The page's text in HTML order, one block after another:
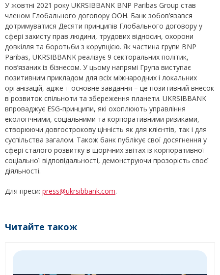
У жовтні 2021 року UKRSIBBANK BNP Paribas Group став
членом Глобального договору ООН. Банк зобов’язався
дотримуватися Десяти принципів Глобального договору у
сфері захисту прав людини, трудових відносин, охорони
довкілля та боротьби з корупцією. Як частина групи BNP
Paribas, UKRSIBBANK реалізує 9 секторальних політик,
пов’язаних із бізнесом. У цьому напрямі Група виступає
позитивним прикладом для всіх міжнародних і локальних
організацій, адже її основне завдання – це позитивний внесок
в розвиток спільноти та збереження планети. UKRSIBBANK
впроваджує ESG-принципи, які охоплюють управління
екологічними, соціальними та корпоративними ризиками,
створюючи довгострокову цінність як для клієнтів, так і для
суспільства загалом. Також банк публікує свої досягнення у
сфері сталого розвитку в щорічних звітах із корпоративної
соціальної відповідальності, демонструючи прозорість своєї
діяльності.
Для преси: press@ukrsibbank.com.
Читайте також